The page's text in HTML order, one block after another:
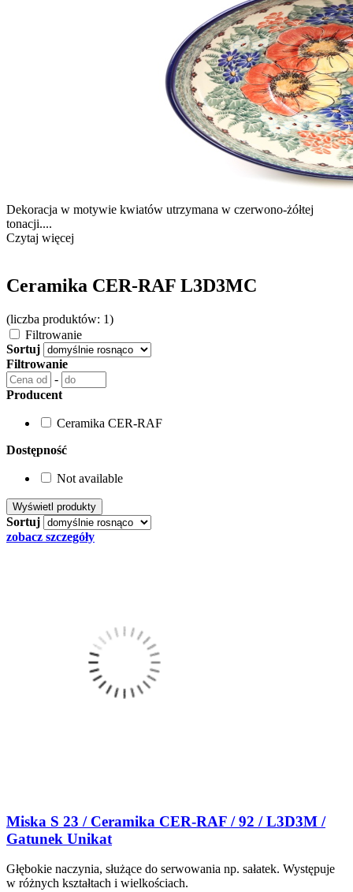
Dekoracja w motywie kwiatów utrzymana w czerwono-żółtej
tonacji....
Czytaj więcej
Ceramika CER-RAF L3D3MC
(liczba produktów: 1)
Filtrowanie
Sortuj
Filtrowanie
-
Producent
Ceramika CER-RAF
Dostępność
Not available
Sortuj
zobacz szczegóły
Miska S 23 / Ceramika CER-RAF / 92 / L3D3M /
Gatunek Unikat
Głębokie naczynia, służące do serwowania np. sałatek. Występuje
w różnych kształtach i wielkościach.